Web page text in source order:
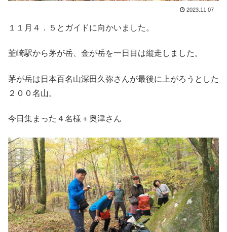
2023.11.07
１１月４．５とガイドに向かいました。
韮崎駅から茅が岳、金が岳を一日目は縦走しました。
茅が岳は日本百名山深田久弥さんが最後に上がろうとした
２００名山。
今日集まった４名様＋奥津さん